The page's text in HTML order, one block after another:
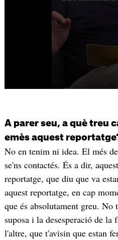
A parer seu, a què treu
emès aquest
No en tenim ni idea. El més
se'ns contactés. És a dir,
reportatge, que diu que va
aquest reportatge, en cap
que és absolutament greu.
suposa i la desesperació de
l'altre, que t'avisin que estan